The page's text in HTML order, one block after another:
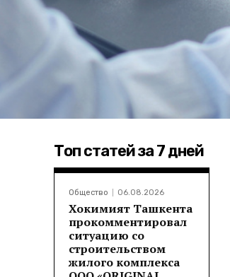
Топ статей за 7 дней
Общество 06.08.2026
Хокимият Ташкента
прокомментировал
ситуацию со
строительством
жилого комплекса